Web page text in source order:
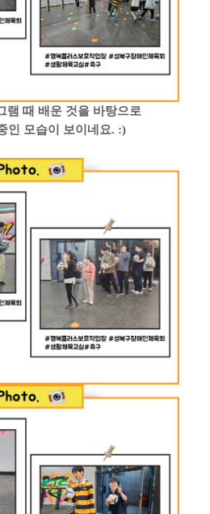
램 때 배운 것을 바탕으로
인 모습이 보이네요. :)